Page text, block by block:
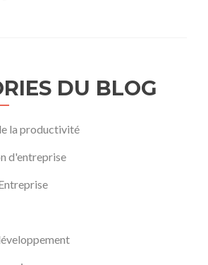
DU BLOG
la productivité
d'entreprise